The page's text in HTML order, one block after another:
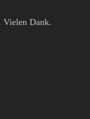
Vielen Dank.